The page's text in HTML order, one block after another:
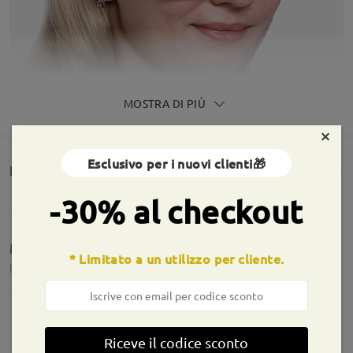
MOSTRA DI PIÙ
Rencesioni dei clienti(398)
Molto belli!
by Jul 17 , 2026
×
Esclusivo per i nuovi clienti🎁
-30% al checkout
* Limitato a un utilizzo per cliente.
Riceve il codice sconto